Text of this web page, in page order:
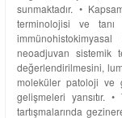
sunmaktadır. •
terminolojisi ve tanı
neoadjuvan sistemik
değerlendirilmesini,
moleküler patoloji ve
gelişmeleri yansıtır.
tartışmalarında